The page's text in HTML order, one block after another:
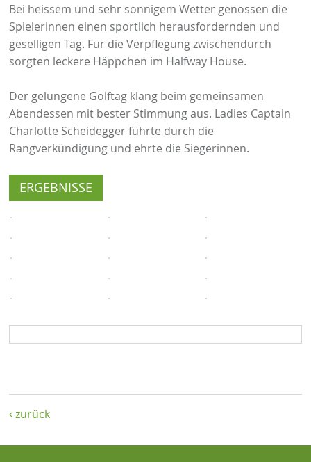
Bei heissem und sehr sonnigem Wetter genossen die
Spielerinnen einen sportlich herausfordernden und
geselligen Tag. Für die Verpflegung zwischendurch
sorgten leckere Häppchen im Halfway House.
Der gelungene Golftag klang beim gemeinsamen
Abendessen mit bester Stimmung aus. Ladies Captain
Charlotte Scheidegger führte durch die
Rangverkündigung und ehrte die Siegerinnen.
ERGEBNISSE
 zurück